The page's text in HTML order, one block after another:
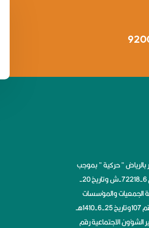
بالرياض ” حركية ” بموجب
خطاب وزارة الشؤون الإجتماعية رقم 6-72218-ش وتاريخ 20-
الجمعيات والمؤسسات
الخيرية الصادرة بقرار مجلس الوزراء رقم 107وتاريخ 25-6-1410هــ
الشؤون الاجتماعية رقم